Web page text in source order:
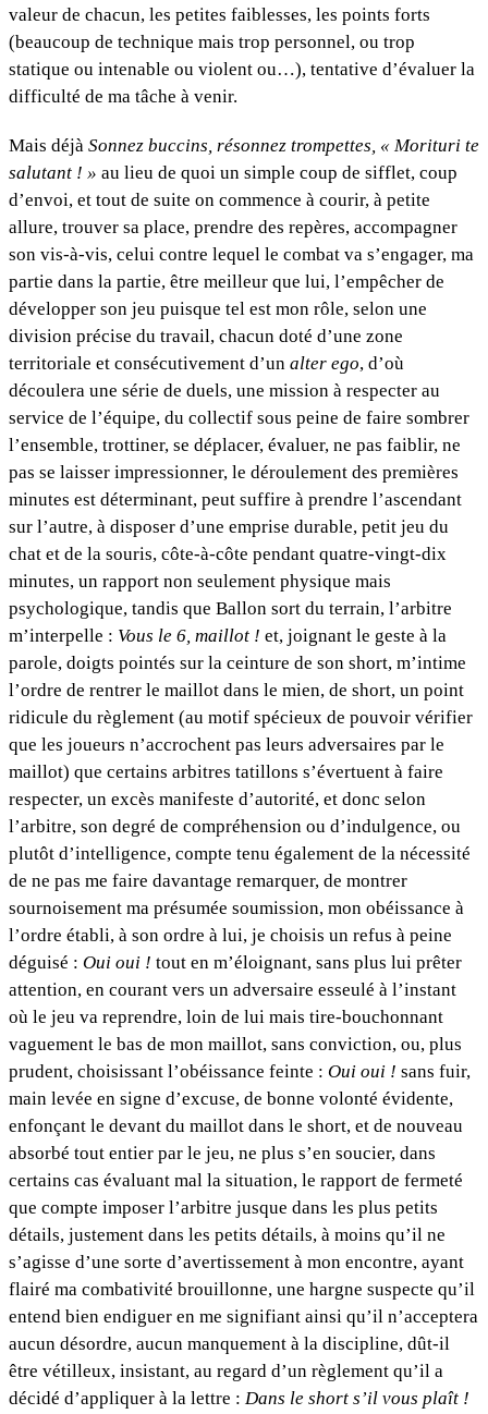
valeur de chacun, les petites faiblesses, les points forts
(beaucoup de technique mais trop personnel, ou trop
statique ou intenable ou violent ou…), tentative d’évaluer la
difficulté de ma tâche à venir.
Mais déjà Sonnez buccins, résonnez trompettes, « Morituri te
salutant ! » au lieu de quoi un simple coup de sifflet, coup
d’envoi, et tout de suite on commence à courir, à petite
allure, trouver sa place, prendre des repères, accompagner
son vis-à-vis, celui contre lequel le combat va s’engager, ma
partie dans la partie, être meilleur que lui, l’empêcher de
développer son jeu puisque tel est mon rôle, selon une
division précise du travail, chacun doté d’une zone
territoriale et consécutivement d’un alter ego, d’où
découlera une série de duels, une mission à respecter au
service de l’équipe, du collectif sous peine de faire sombrer
l’ensemble, trottiner, se déplacer, évaluer, ne pas faiblir, ne
pas se laisser impressionner, le déroulement des premières
minutes est déterminant, peut suffire à prendre l’ascendant
sur l’autre, à disposer d’une emprise durable, petit jeu du
chat et de la souris, côte-à-côte pendant quatre-vingt-dix
minutes, un rapport non seulement physique mais
psychologique, tandis que Ballon sort du terrain, l’arbitre
m’interpelle : Vous le 6, maillot ! et, joignant le geste à la
parole, doigts pointés sur la ceinture de son short, m’intime
l’ordre de rentrer le maillot dans le mien, de short, un point
ridicule du règlement (au motif spécieux de pouvoir vérifier
que les joueurs n’accrochent pas leurs adversaires par le
maillot) que certains arbitres tatillons s’évertuent à faire
respecter, un excès manifeste d’autorité, et donc selon
l’arbitre, son degré de compréhension ou d’indulgence, ou
plutôt d’intelligence, compte tenu également de la nécessité
de ne pas me faire davantage remarquer, de montrer
sournoisement ma présumée soumission, mon obéissance à
l’ordre établi, à son ordre à lui, je choisis un refus à peine
déguisé : Oui oui ! tout en m’éloignant, sans plus lui prêter
attention, en courant vers un adversaire esseulé à l’instant
où le jeu va reprendre, loin de lui mais tire-bouchonnant
vaguement le bas de mon maillot, sans conviction, ou, plus
prudent, choisissant l’obéissance feinte : Oui oui ! sans fuir,
main levée en signe d’excuse, de bonne volonté évidente,
enfonçant le devant du maillot dans le short, et de nouveau
absorbé tout entier par le jeu, ne plus s’en soucier, dans
certains cas évaluant mal la situation, le rapport de fermeté
que compte imposer l’arbitre jusque dans les plus petits
détails, justement dans les petits détails, à moins qu’il ne
s’agisse d’une sorte d’avertissement à mon encontre, ayant
flairé ma combativité brouillonne, une hargne suspecte qu’il
entend bien endiguer en me signifiant ainsi qu’il n’acceptera
aucun désordre, aucun manquement à la discipline, dût-il
être vétilleux, insistant, au regard d’un règlement qu’il a
décidé d’appliquer à la lettre : Dans le short s’il vous plaît !